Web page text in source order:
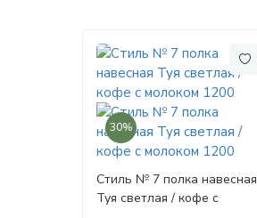
30%
Стиль № 7 полка навесная
Туя светлая / кофе с